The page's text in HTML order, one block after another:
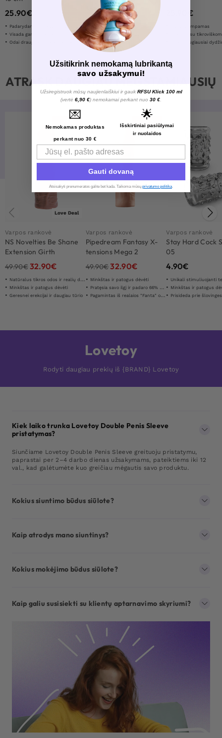
25.90€
Padarydamas jį ilgesnį ir storesnį jos malonumui
Visada garantuota geriausia kaina
Odai draugiška silikoninė medžiaga
34.90€25.90€
Natūralus tikros odos ir realių detaliū jausmas
Geresnei erekcijai ir daugiau tūrio
Suteikia jūsų partneriui papildomą stimuliaciją
€
Neperšlampamas
Sukurta su tikroviškomis
Tinka daugiausiai
ATRASK DAUGIAU MĖGSTAMIAUSIŲ
Love Deal
Varpos rankovė
NS Novelties Be Shane
Extension Girth
Enhancer
49.90€32.90€
Natūralus tikros odos ir realių detaliū jausmas
Minkštas ir patogus dėvėti
Geresnei erekcijai ir daugiau tūrio
-34%
Varpos rankovė
Pipedream Fantasy X-
tensions Mega 2
Extension
49.90€32.90€
Minkštas ir patogus dėvėti
Pratęsia savo ilgį ir padaro 66% storesnį
Pagamintas iš realaios "Fanta" odos "
Varpos rankovė
Stay Hard Cock
05
4.90€
Unikali stimuliuojanti
Minkštas ir patogus
Prisideda prie
Lovetoy
Rodyti daugiau prekių iš {BRAND} Lovetoy
Kiek laiko trunka Lovetoy Double Penis Sleeve
pristatymas?
Siunčiame Lovetoy Double Penis Sleeve greituoju pristatymu,
paprastai per 2–4 darbo dienas užsakymams, pateiktiems iki 12
val., kad galėtumėte kuo greičiau mėgautis savo produktu.
Kokius siuntimo būdus siūlote?
Kaip atrodys mano siuntinys?
Kokius mokėjimo būdus siūlote?
Kaip galiu susisiekti su klientų aptarnavimo skyriumi?
Užsitikrink nemokamą lubrikantą
savo užsakymui!
Užsiregistruok mūsų naujienlaiškiui ir gauk RFSU Klick 100 ml
(vertė 6,90 €) nemokamai perkant nuo 30 €
💌
Nemokamas produktas
perkant nuo 30 €
🌟
Išskirtiniai pasiūlymai
ir nuolaidos
Email
Gauti dovaną
Atsisakyti prenumeratos galite bet kada. Taikoma mūsų privatumo politika